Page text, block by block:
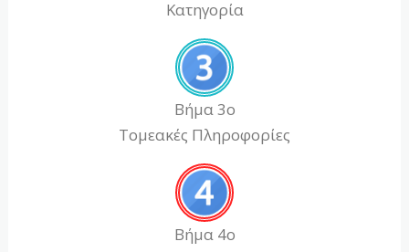
Κατηγορία
Βήμα 3ο
Τομεακές Πληροφορίες
Βήμα 4ο